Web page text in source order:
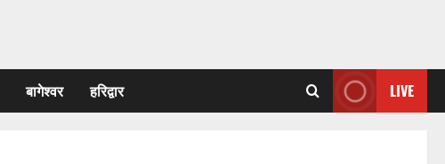
बागेश्वर हरिद्वार LIVE